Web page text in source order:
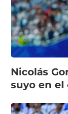
Nicolás
suyo en